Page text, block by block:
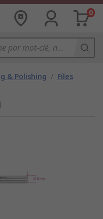
0
& Polishing / Files